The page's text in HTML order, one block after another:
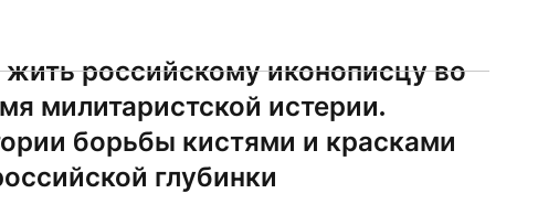
жить российскому иконописцу во
милитаристской истерии.
борьбы кистями и красками
глубинки